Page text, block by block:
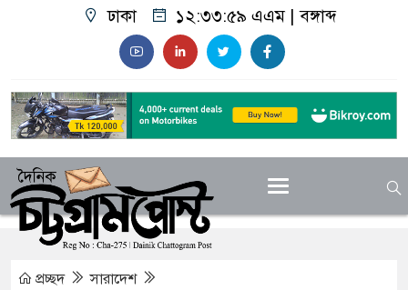
ঢাকা ১২:৩৪:০০ এএম| বঙ্গাব্দ
প্রচ্ছদ সারাদেশ